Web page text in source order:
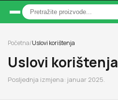
Početna/Uslovi korištenja
Uslovi korištenja
Posljednja izmjena: januar 2025.